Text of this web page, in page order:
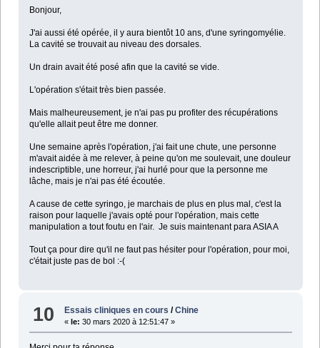
Bonjour,
J'ai aussi été opérée, il y aura bientôt 10 ans, d'une syringomyélie.
La cavité se trouvait au niveau des dorsales.
Un drain avait été posé afin que la cavité se vide.
L'opération s'était très bien passée.
Mais malheureusement, je n'ai pas pu profiter des récupérations
qu'elle allait peut être me donner.
Une semaine après l'opération, j'ai fait une chute, une personne
m'avait aidée à me relever, à peine qu'on me soulevait, une douleur
indescriptible, une horreur, j'ai hurlé pour que la personne me
lâche, mais je n'ai pas été écoutée.
A cause de cette syringo, je marchais de plus en plus mal, c'est la
raison pour laquelle j'avais opté pour l'opération, mais cette
manipulation a tout foutu en l'air. Je suis maintenant para ASIA A
Tout ça pour dire qu'il ne faut pas hésiter pour l'opération, pour moi,
c'était juste pas de bol :-(
10 Essais cliniques en cours /Chine
«le: 30 mars 2020 à 12:51:47 »